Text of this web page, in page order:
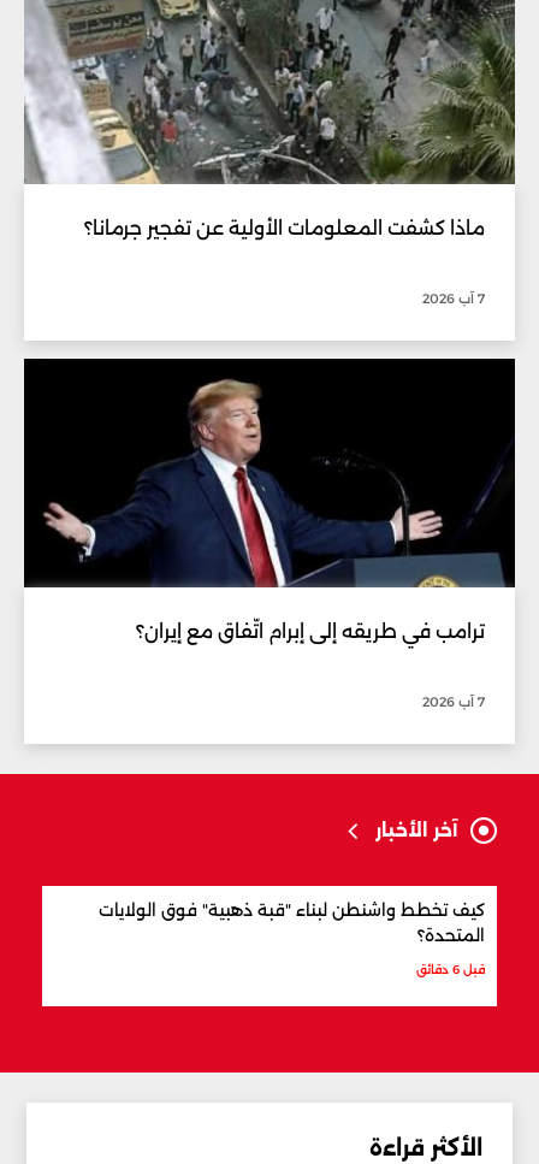
ماذا كشفت المعلومات الأولية عن تفجير جرمانا؟
7 آب 2026
ترامب في طريقه إلى إبرام اتّفاق مع إيران؟
7 آب 2026
آخر الأخبار
كيف تخطط واشنطن لبناء "قبة ذهبية" فوق الولايات
المتحدة؟
قبل 6 دقائق
الأكثر قراءة